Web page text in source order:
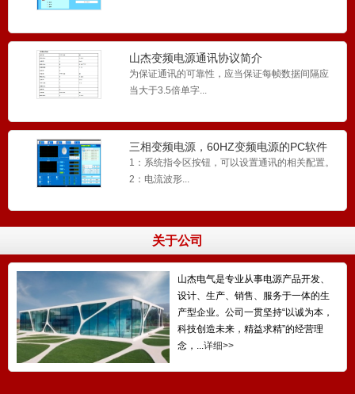
山杰变频电源通讯协议简介
为保证通讯的可靠性，应当保证每帧数据间隔应
当大于3.5倍单字...
三相变频电源，60HZ变频电源的PC软件
界面
1：系统指令区按钮，可以设置通讯的相关配置。
2：电流波形...
关于公司
山杰电气是专业从事电源产品开发、
设计、生产、销售、服务于一体的生
产型企业。公司一贯坚持“以诚为本，
科技创造未来，精益求精”的经营理
念，...详细>>
铅酸电池充电器 快速充电器
电动车充电器 24V48V充电器...
低压港口岸电电源,变频岸电电源
低压港口岸电电源,变频岸电电源产品具有输出波
形优异、定频变压...